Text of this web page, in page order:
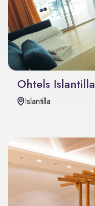
Ohtels Islantilla
Islantilla